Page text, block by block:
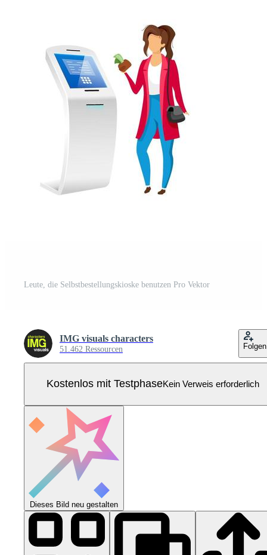
Leute, die Selbstbestellungskioske benutzen Pro Vektor
IMG visuals characters
51.462 Ressourcen Folgen
Kostenlos mit TestphaseKein Verweis erforderlich
Dieses Bild neu gestalten